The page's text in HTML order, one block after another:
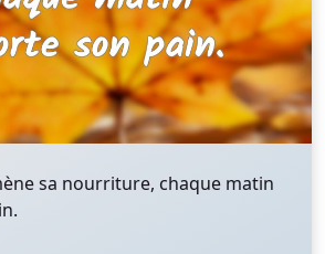
sa nourriture, chaque matin